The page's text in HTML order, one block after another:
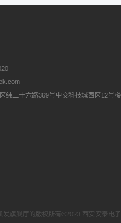
纬二十六路369号中交科技城西区12号楼
发旗舰厅的版权所有©2023 西安安泰电